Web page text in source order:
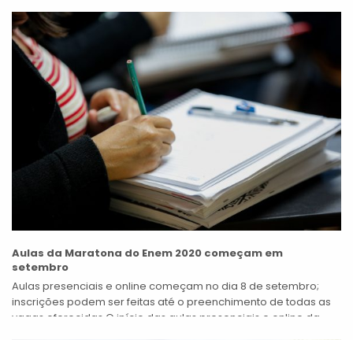
Aulas da Maratona do Enem 2020 começam em
setembro
Aulas presenciais e online começam no dia 8 de setembro;
inscrições podem ser feitas até o preenchimento de todas as
vagas oferecidas O início das aulas presenciais e online da...